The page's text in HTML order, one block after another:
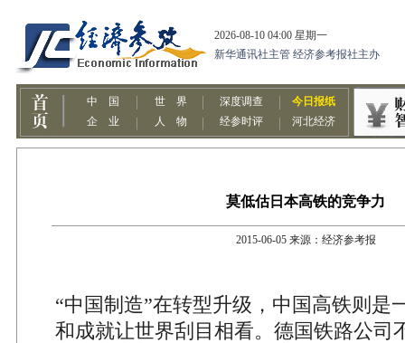
莫低估日本高铁的竞争力
2015-06-05 来源：经济参考报
“中国制造”在转型升级，中国高铁则是
和成就让世界刮目相看。德国铁路公司